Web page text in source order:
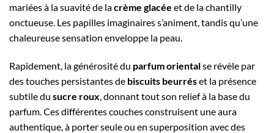
mariées à la suavité de lacrème glacée et de la chantilly
onctueuse. Les papilles imaginaires s’animent, tandis qu’une
chaleureuse sensation enveloppe la peau.
Rapidement, la générosité du parfum orientalse révèle par
des touches persistantes de biscuits beurréset la présence
subtile du sucre roux , donnant tout son relief à la base du
parfum. Ces différentes couches construisent une aura
authentique, à porter seule ou en superposition avec des